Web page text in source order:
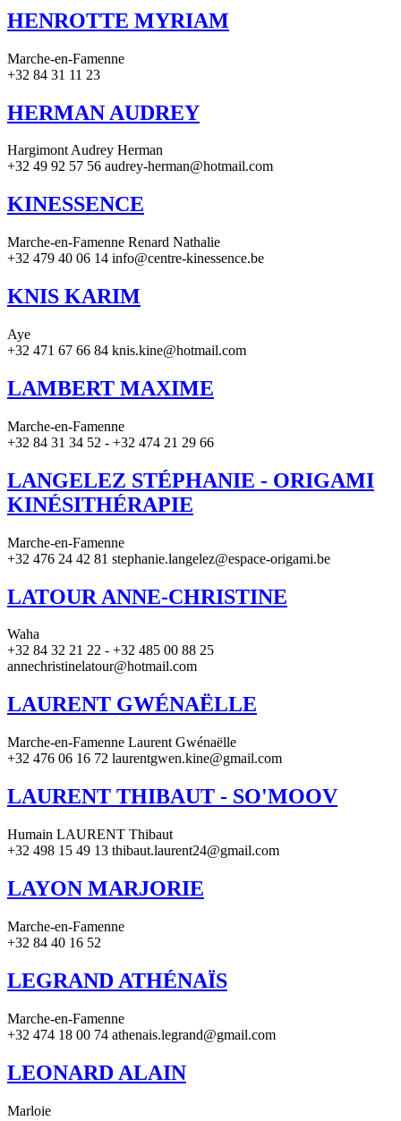
HENROTTE MYRIAM
Marche-en-Famenne
+32 84 31 11 23
HERMAN AUDREY
Hargimont Audrey Herman
+32 49 92 57 56 audrey-herman@hotmail.com
KINESSENCE
Marche-en-Famenne Renard Nathalie
+32 479 40 06 14 info@centre-kinessence.be
KNIS KARIM
Aye
+32 471 67 66 84 knis.kine@hotmail.com
LAMBERT MAXIME
Marche-en-Famenne
+32 84 31 34 52 - +32 474 21 29 66
LANGELEZ STÉPHANIE - ORIGAMI
KINÉSITHÉRAPIE
Marche-en-Famenne
+32 476 24 42 81 stephanie.langelez@espace-origami.be
LATOUR ANNE-CHRISTINE
Waha
+32 84 32 21 22 - +32 485 00 88 25
annechristinelatour@hotmail.com
LAURENT GWÉNAËLLE
Marche-en-Famenne Laurent Gwénaëlle
+32 476 06 16 72 laurentgwen.kine@gmail.com
LAURENT THIBAUT - SO'MOOV
Humain LAURENT Thibaut
+32 498 15 49 13 thibaut.laurent24@gmail.com
LAYON MARJORIE
Marche-en-Famenne
+32 84 40 16 52
LEGRAND ATHÉNAÏS
Marche-en-Famenne
+32 474 18 00 74 athenais.legrand@gmail.com
LEONARD ALAIN
Marloie